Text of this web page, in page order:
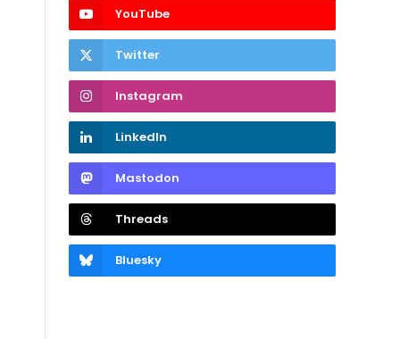
YouTube
Twitter
Instagram
LinkedIn
Mastodon
Threads
Bluesky